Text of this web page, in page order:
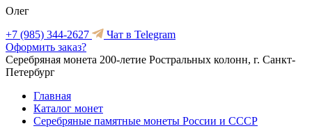
Олег
+7 (985) 344-2627
Чат в Telegram
Оформить заказ?
Серебряная монета 200-летие Ростральных колонн, г. Санкт-
Петербург
Главная
Каталог монет
Серебряные памятные монеты России и СССР